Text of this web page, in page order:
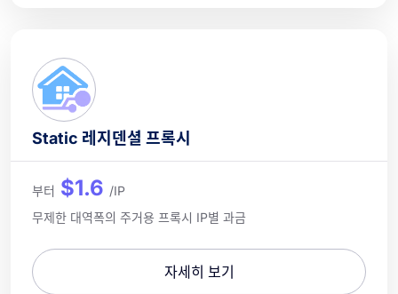
Static 레지덴셜 프록시
부터 $1.6 /IP
무제한 대역폭의 주거용 프록시 IP별 과금
자세히 보기